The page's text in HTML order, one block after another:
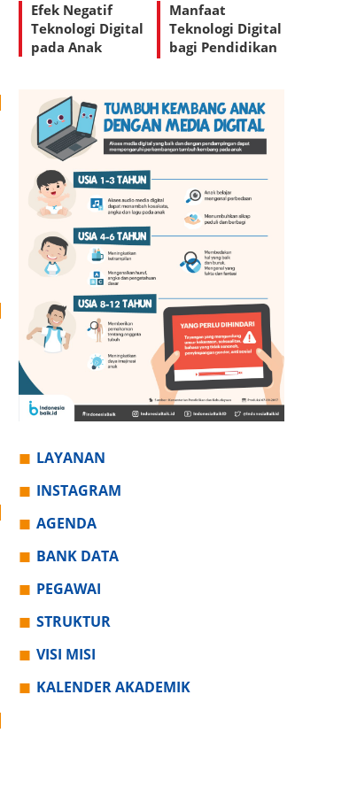
Efek Negatif
Teknologi Digital
pada Anak
Manfaat
Teknologi Digital
bagi Pendidikan
LAYANAN
INSTAGRAM
AGENDA
BANK DATA
PEGAWAI
STRUKTUR
VISI MISI
KALENDER AKADEMIK